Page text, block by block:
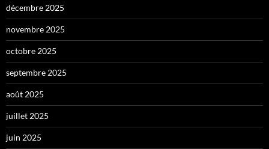
décembre 2025
novembre 2025
octobre 2025
septembre 2025
août 2025
juillet 2025
juin 2025